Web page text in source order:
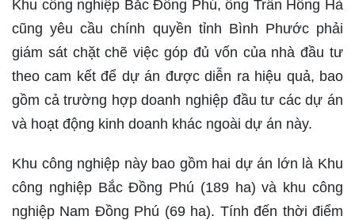
Khu công nghiệp Bắc Đồng Phú, ông Trần Hồng Hà
cũng yêu cầu chính quyền tỉnh Bình Phước phải
giám sát chặt chẽ việc góp đủ vốn của nhà đầu tư
theo cam kết để dự án được diễn ra hiệu quả, bao
gồm cả trường hợp doanh nghiệp đầu tư các dự án
và hoạt động kinh doanh khác ngoài dự án này.
Khu công nghiệp này bao gồm hai dự án lớn là Khu
công nghiệp Bắc Đồng Phú (189 ha) và khu công
nghiệp Nam Đồng Phú (69 ha). Tính đến thời điểm